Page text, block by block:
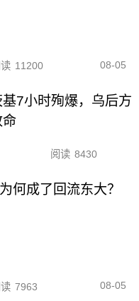
11200 08-05
7小时殉爆，乌后方
命
阅读 8430
何成了回流东大？
7963 08-05